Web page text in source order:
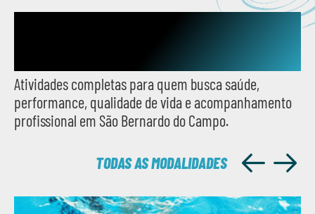
Atividades completas para quem busca saúde,
performance, qualidade de vida e acompanhamento
profissional em São Bernardo do Campo.
TODAS AS MODALIDADES